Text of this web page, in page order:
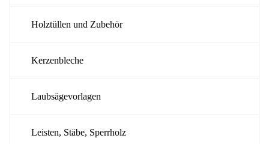
Holztüllen und Zubehör
Kerzenbleche
Laubsägevorlagen
Leisten, Stäbe, Sperrholz